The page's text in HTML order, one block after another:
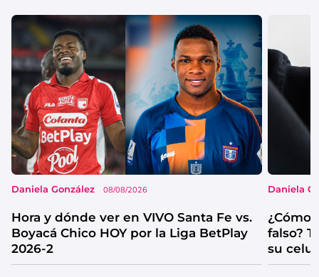
Daniela González 08/08/2026
Hora y dónde ver en VIVO Santa Fe vs.
Boyacá Chico HOY por la Liga BetPlay
2026-2
Daniela
¿Cómo
falso?
su